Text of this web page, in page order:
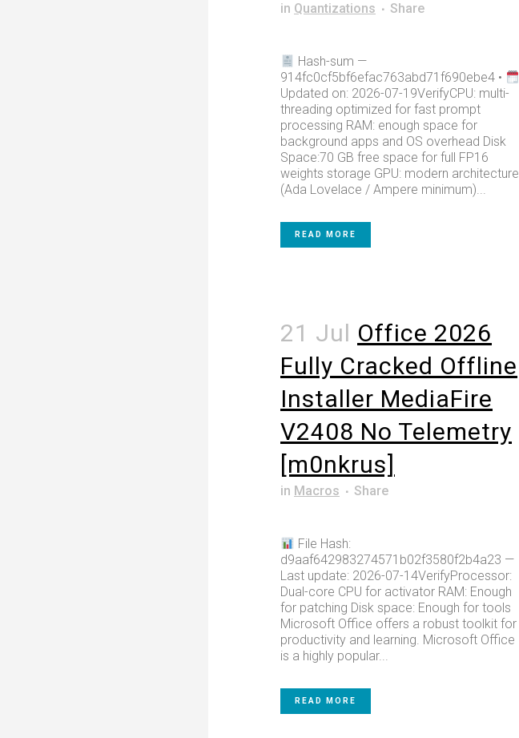
in Quantizations Share
Hash-sum —
914fc0cf5bf6efac763abd71f690ebe4 •
Updated on: 2026-07-19VerifyCPU: multi-
threading optimized for fast prompt
processing RAM: enough space for
background apps and OS overhead Disk
Space:70 GB free space for full FP16
weights storage GPU: modern architecture
(Ada Lovelace / Ampere minimum)...
READ MORE
21 Jul Office 2026
Fully Cracked Offline
Installer MediaFire
V2408 No Telemetry
[m0nkrus]
in Macros Share
File Hash:
d9aaf642983274571b02f3580f2b4a23 —
Last update: 2026-07-14VerifyProcessor:
Dual-core CPU for activator RAM: Enough
for patching Disk space: Enough for tools
Microsoft Office offers a robust toolkit for
productivity and learning. Microsoft Office
is a highly popular...
READ MORE